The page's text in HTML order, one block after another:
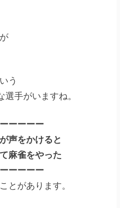
う
手がいますね。
ーーーー
声をかけると
麻雀をやった
ーーーー
とがあります。